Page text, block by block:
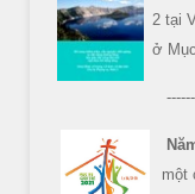
2 tại
ở
một